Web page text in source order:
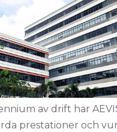
av drift har
prestationer och